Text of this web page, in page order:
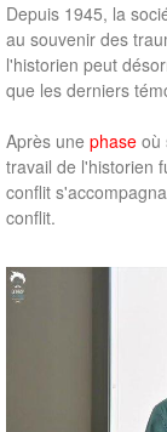
Depuis 1945, la
au souvenir des
l'historien peut
que les derniers
Après une phase où
travail de l'historien
conflit
conflit.